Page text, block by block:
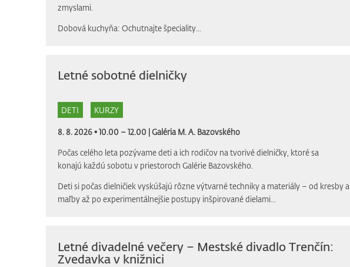
zmyslami.
Dobová kuchyňa: Ochutnajte špeciality...
Letné sobotné dielničky
DETI KURZY
8. 8. 2026 • 10.00 – 12.00 |Galéria M. A. Bazovského
Počas celého leta pozývame deti a ich rodičov na tvorivé dielničky, ktoré sa
konajú každú sobotu v priestoroch Galérie Bazovského.
Deti si počas dielničiek vyskúšajú rôzne výtvarné techniky a materiály – od kresby a
maľby až po experimentálnejšie postupy inšpirované dielami...
Letné divadelné večery – Mestské divadlo Trenčín:
Zvedavka v knižnici